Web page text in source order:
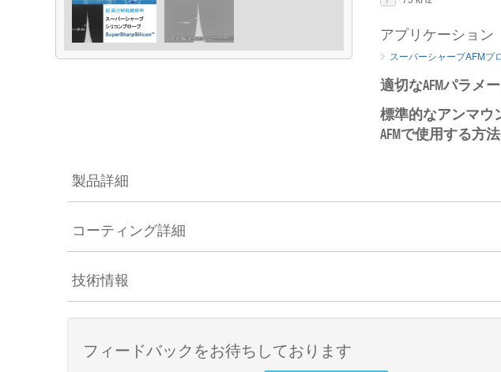
SuperSharpSilicon AFM探針の
アプリケーション
スーパーシャープAFMプ
適切なAFMパラメ
標準的なアンマウ
AFMで使用する方法
製品詳細
コーティング詳細
技術情報
フィードバックをお待ちしております